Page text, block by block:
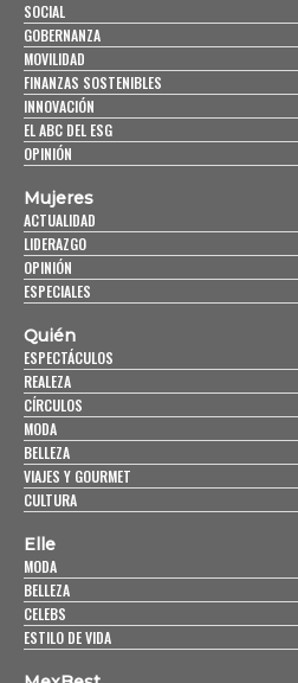
SOCIAL
GOBERNANZA
MOVILIDAD
FINANZAS SOSTENIBLES
INNOVACIÓN
EL ABC DEL ESG
OPINIÓN
Mujeres
ACTUALIDAD
LIDERAZGO
OPINIÓN
ESPECIALES
Quién
ESPECTÁCULOS
REALEZA
CÍRCULOS
MODA
BELLEZA
VIAJES Y GOURMET
CULTURA
Elle
MODA
BELLEZA
CELEBS
ESTILO DE VIDA